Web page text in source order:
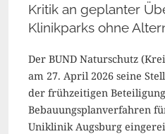
Kritik an geplanter
Klinikparks ohne
Der BUND Naturschutz
am 27. April 2026 seine
der frühzeitigen
Bebauungsplanverfahren
Uniklinik Augsburg